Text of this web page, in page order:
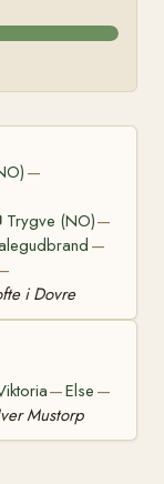
—
Trygve (NO)—
—
i Dovre
—Else —
Mustorp